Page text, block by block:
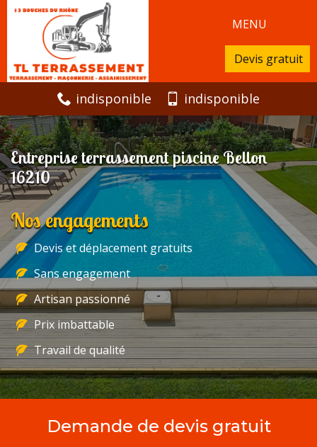
MENU
Devis gratuit
indisponible indisponible
Entreprise terrassement piscine Bellon
16210
Nos engagements
Devis et déplacement gratuits
Sans engagement
Artisan passionné
Prix imbattable
Travail de qualité
Demande de devis gratuit